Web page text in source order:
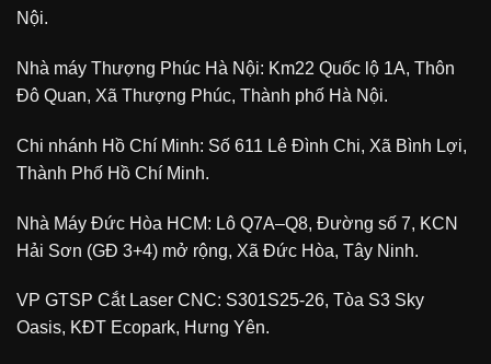
Nội.
Nhà máy Thượng Phúc Hà Nội: Km22 Quốc lộ 1A, Thôn
Đô Quan, Xã Thượng Phúc, Thành phố Hà Nội.
Chi nhánh Hồ Chí Minh: Số 611 Lê Đình Chi, Xã Bình Lợi,
Thành Phố Hồ Chí Minh.
Nhà Máy Đức Hòa HCM: Lô Q7A–Q8, Đường số 7, KCN
Hải Sơn (GĐ 3+4) mở rộng, Xã Đức Hòa, Tây Ninh.
VP GTSP Cắt Laser CNC: S301S25-26, Tòa S3 Sky
Oasis, KĐT Ecopark, Hưng Yên.